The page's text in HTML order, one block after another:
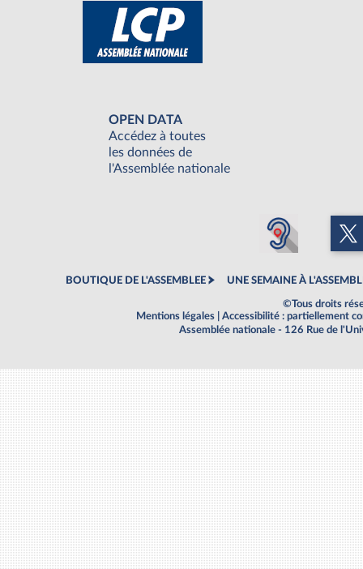
OPEN DATA
Accédez à toutes
les données de
l'Assemblée nationale
BOUTIQUE DE L'ASSEMBLEE UNE SEMAINE À
©Tous droits
Mentions légales
Accessibilité : partiellement
Assemblée nationale - 126 Rue de